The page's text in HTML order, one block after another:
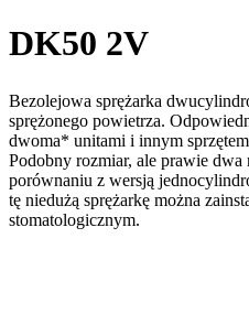
DK50 2V
Bezolejowa sprężarka
sprężonego powietrza.
dwoma* unitami i innym
Podobny rozmiar, ale prawie
porównaniu z wersją
tę niedużą sprężarkę można
stomatologicznym.